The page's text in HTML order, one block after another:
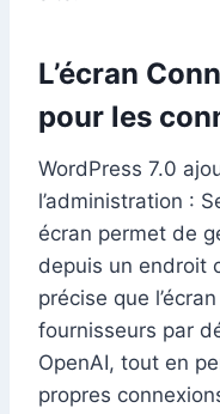
L’écran
pour les
WordPress 7.0
l’administration :
écran permet de
depuis un endroit
précise que
fournisseurs par
OpenAI, tout en
propres